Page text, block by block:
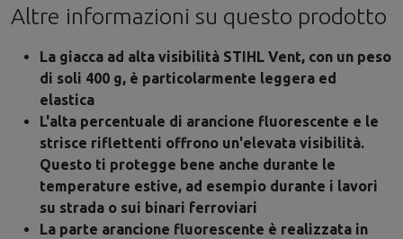
Altre informazioni su questo prodotto
La giacca ad alta visibilità STIHL Vent, con un peso
di soli 400 g, è particolarmente leggera ed
elastica
L'alta percentuale di arancione fluorescente e le
strisce riflettenti offrono un'elevata visibilità.
Questo ti protegge bene anche durante le
temperature estive, ad esempio durante i lavori
su strada o sui binari ferroviari
La parte arancione fluorescente è realizzata in